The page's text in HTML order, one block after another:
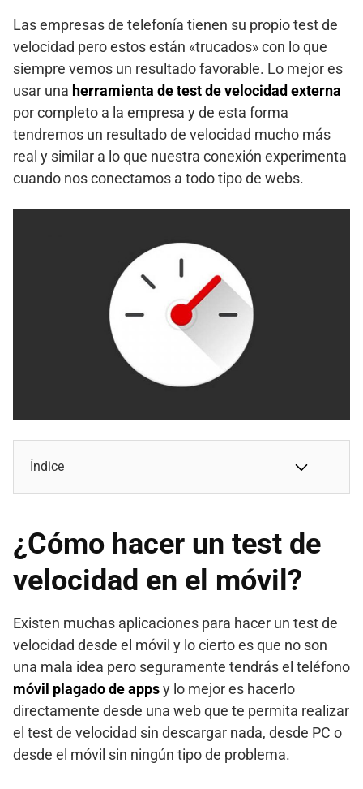
Las empresas de telefonía tienen su propio test de
velocidad pero estos están «trucados» con lo que
siempre vemos un resultado favorable. Lo mejor es
usar una herramienta de test de velocidad externa
por completo a la empresa y de esta forma
tendremos un resultado de velocidad mucho más
real y similar a lo que nuestra conexión experimenta
cuando nos conectamos a todo tipo de webs.
Índice
¿Cómo hacer un test de
velocidad en el móvil?
Existen muchas aplicaciones para hacer un test de
velocidad desde el móvil y lo cierto es que no son
una mala idea pero seguramente tendrás el teléfono
móvil plagado de appsy lo mejor es hacerlo
directamente desde una web que te permita realizar
el test de velocidad sin descargar nada, desde PC o
desde el móvil sin ningún tipo de problema.